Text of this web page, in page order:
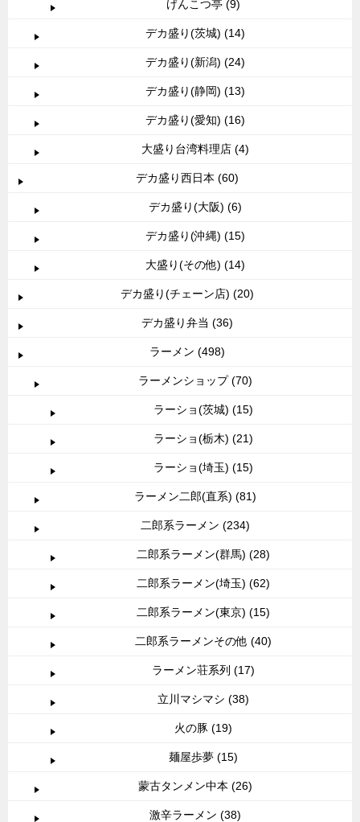
げんこつ亭 (9)
デカ盛り(茨城) (14)
デカ盛り(新潟) (24)
デカ盛り(静岡) (13)
デカ盛り(愛知) (16)
大盛り台湾料理店 (4)
デカ盛り西日本 (60)
デカ盛り(大阪) (6)
デカ盛り(沖縄) (15)
大盛り(その他) (14)
デカ盛り(チェーン店) (20)
デカ盛り弁当 (36)
ラーメン (498)
ラーメンショップ (70)
ラーショ(茨城) (15)
ラーショ(栃木) (21)
ラーショ(埼玉) (15)
ラーメン二郎(直系) (81)
二郎系ラーメン (234)
二郎系ラーメン(群馬) (28)
二郎系ラーメン(埼玉) (62)
二郎系ラーメン(東京) (15)
二郎系ラーメンその他 (40)
ラーメン荘系列 (17)
立川マシマシ (38)
火の豚 (19)
麺屋歩夢 (15)
蒙古タンメン中本 (26)
激辛ラーメン (38)